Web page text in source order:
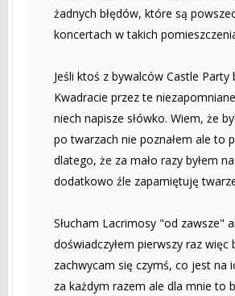
żadnych błędów, które są
koncertach w takich
Jeśli ktoś z bywalców Castle Party
Kwadracie przez te
niech napisze słówko. Wiem, że
po twarzach nie poznałem ale to
dlatego, że za mało razy byłem
dodatkowo źle zapamiętuję
Słucham Lacrimosy "od zawsze"
doświadczyłem pierwszy raz więc
zachwycam się czymś, co jest na
za każdym razem ale dla mnie to